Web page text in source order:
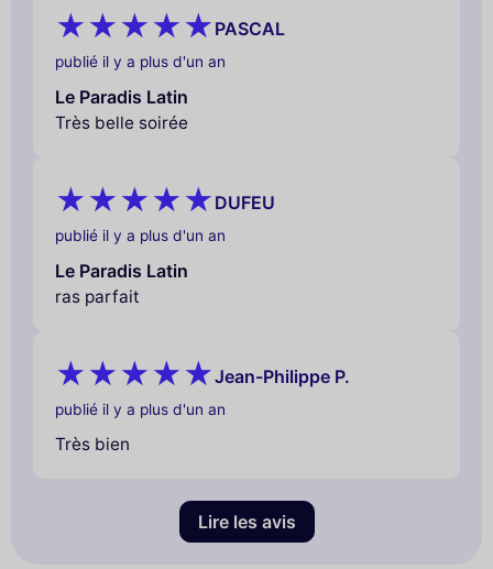
PASCAL
publié il y a plus d'un an
Le Paradis Latin
Très belle soirée
DUFEU
publié il y a plus d'un an
Le Paradis Latin
ras parfait
Jean-Philippe P.
publié il y a plus d'un an
Très bien
Lire les avis